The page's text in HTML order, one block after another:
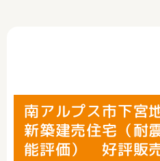
南アルプス市下
新築建売住宅（耐
能評価） 好評販